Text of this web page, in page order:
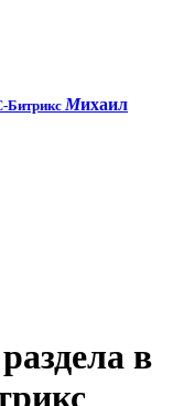
БитриксМихаил
в